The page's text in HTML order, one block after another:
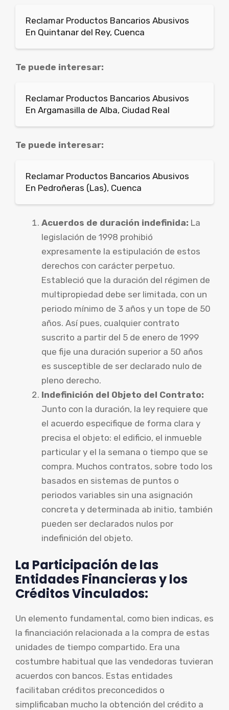
Reclamar Productos Bancarios Abusivos
En Quintanar del Rey, Cuenca
Te puede interesar:
Reclamar Productos Bancarios Abusivos
En Argamasilla de Alba, Ciudad Real
Te puede interesar:
Reclamar Productos Bancarios Abusivos
En Pedroñeras (Las), Cuenca
Acuerdos de duración indefinida: La
legislación de 1998 prohibió
expresamente la estipulación de estos
derechos con carácter perpetuo.
Estableció que la duración del régimen de
multipropiedad debe ser limitada, con un
periodo mínimo de 3 años y un tope de 50
años. Así pues, cualquier contrato
suscrito a partir del 5 de enero de 1999
que fije una duración superior a 50 años
es susceptible de ser declarado nulo de
pleno derecho.
Indefinición del Objeto del Contrato:
Junto con la duración, la ley requiere que
el acuerdo especifique de forma clara y
precisa el objeto: el edificio, el inmueble
particular y el la semana o tiempo que se
compra. Muchos contratos, sobre todo los
basados en sistemas de puntos o
periodos variables sin una asignación
concreta y determinada ab initio, también
pueden ser declarados nulos por
indefinición del objeto.
La Participación de las
Entidades Financieras y los
Créditos Vinculados:
Un elemento fundamental, como bien indicas, es
la financiación relacionada a la compra de estas
unidades de tiempo compartido. Era una
costumbre habitual que las vendedoras tuvieran
acuerdos con bancos. Estas entidades
facilitaban créditos preconcedidos o
simplificaban mucho la obtención del crédito a